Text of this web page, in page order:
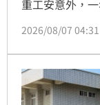
重工安意外，
警消獲報後緊
詳細事發原因
關勞檢單位進
益。
2026/08/07 04:31